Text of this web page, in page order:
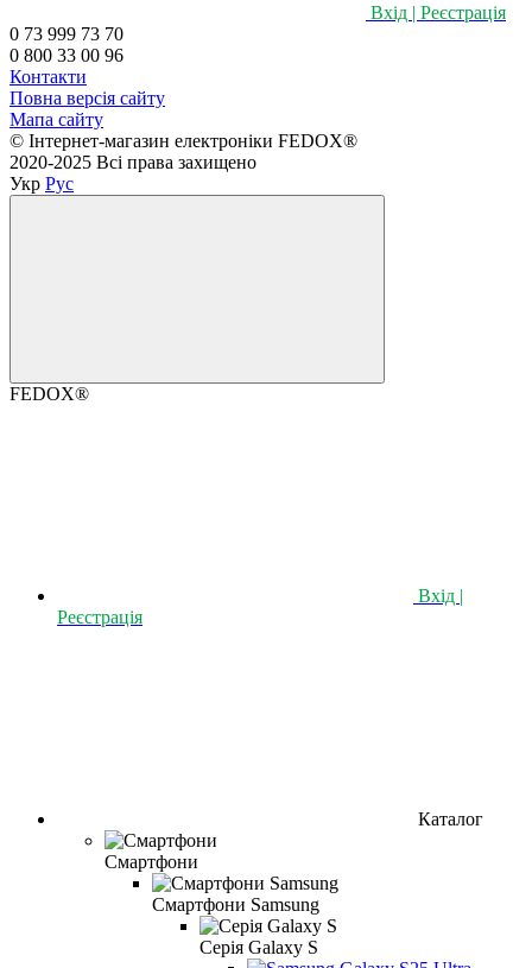
Вхід | Реєстрація
0 73 999 73 70
0 800 33 00 96
Контакти
Повна версія сайту
Мапа сайту
©️ Інтернет-магазин електроніки FEDOX®
2020-2025 Всі права захищено
Укр Рус
FEDOX®
Вхід |
Реєстрація
Каталог
Смартфони
Смартфони Samsung
Серія Galaxy S